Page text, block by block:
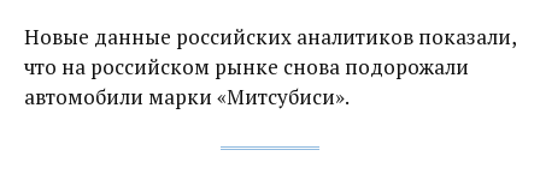
Новые данные российских аналитиков показали,
что на российском рынке снова подорожали
автомобили марки «Митсубиси».